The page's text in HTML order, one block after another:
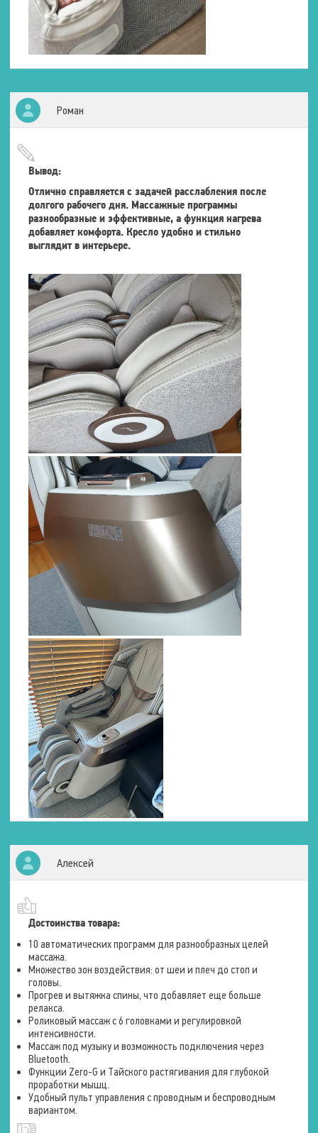
Роман
Вывод:
Отлично справляется с задачей расслабления после
долгого рабочего дня. Массажные программы
разнообразные и эффективные, а функция нагрева
добавляет комфорта. Кресло удобно и стильно
выглядит в интерьере.
Алексей
Достоинства товара:
10 автоматических программ для разнообразных целей
массажа.
Множество зон воздействия: от шеи и плеч до стоп и
головы.
Прогрев и вытяжка спины, что добавляет еще больше
релакса.
Роликовый массаж с 6 головками и регулировкой
интенсивности.
Массаж под музыку и возможность подключения через
Bluetooth.
Функции Zero-G и Тайского растягивания для глубокой
проработки мышц.
Удобный пульт управления с проводным и беспроводным
вариантом.